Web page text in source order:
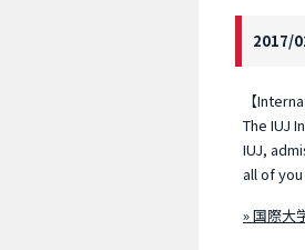
2017/
【
The IUJ
IUJ,
all of
» 国際大